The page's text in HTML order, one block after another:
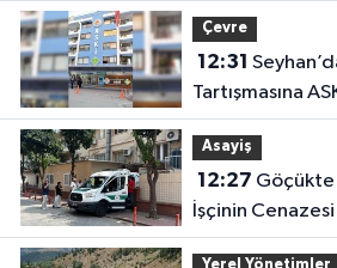
Çevre
12:31
Tartışmasına
Asayiş
12:27
İşçinin
Edildi